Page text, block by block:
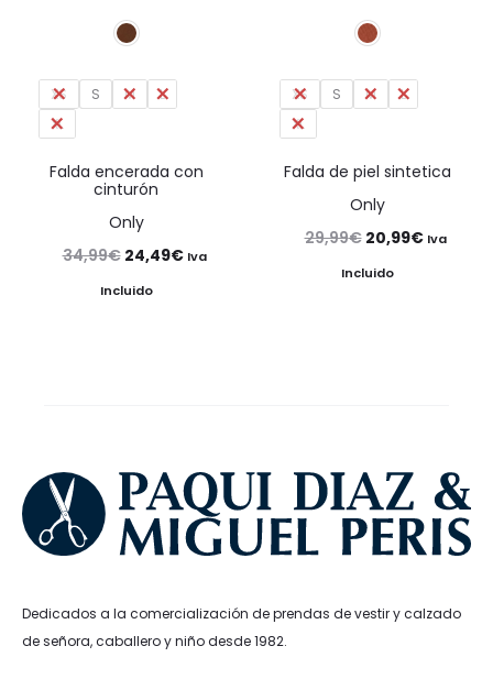
XS S M
L
XL
Falda encerada con
cinturón
Only
34,99€ El
precio
24,49€ElIva
Incluido
XS S M
L
XL
Falda de piel sintetica
Only
29,99€ El
precio
20,99€ElIva
Incluido
Dedicados a la comercialización de prendas de vestir y calzado
de señora, caballero y niño desde 1982.